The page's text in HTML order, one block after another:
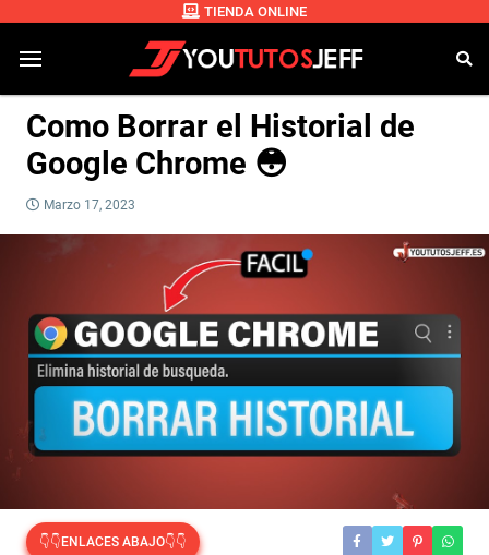
TIENDA ONLINE
Como Borrar el Historial de
Google Chrome 😳
Marzo 17, 2023
👇👇ENLACES ABAJO👇👇